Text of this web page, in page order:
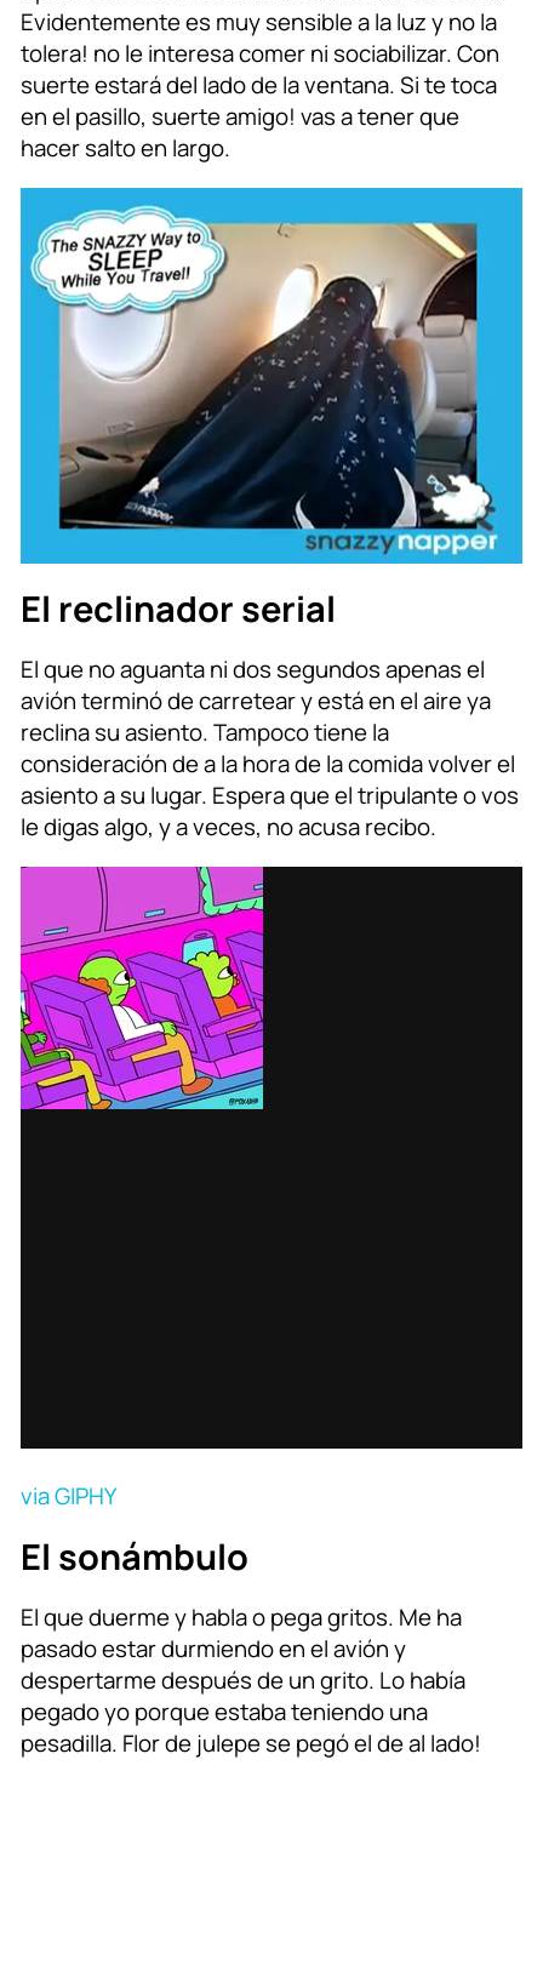
Evidentemente es muy sensible a la luz y no la
tolera! no le interesa comer ni sociabilizar. Con
suerte estará del lado de la ventana. Si te toca
en el pasillo, suerte amigo! vas a tener que
hacer salto en largo.
El reclinador serial
El que no aguanta ni dos segundos apenas el
avión terminó de carretear y está en el aire ya
reclina su asiento. Tampoco tiene la
consideración de a la hora de la comida volver el
asiento a su lugar. Espera que el tripulante o vos
le digas algo, y a veces, no acusa recibo.
via GIPHY
El sonámbulo
El que duerme y habla o pega gritos. Me ha
pasado estar durmiendo en el avión y
despertarme después de un grito. Lo había
pegado yo porque estaba teniendo una
pesadilla. Flor de julepe se pegó el de al lado!